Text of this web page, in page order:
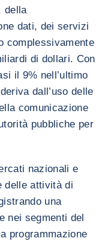
della
dati, dei servizi
complessivamente
di dollari. Con
il 9% nell’ultimo
dall’uso delle
comunicazione
pubbliche per
nazionali e
delle attività di
una
nei segmenti del
programmazione